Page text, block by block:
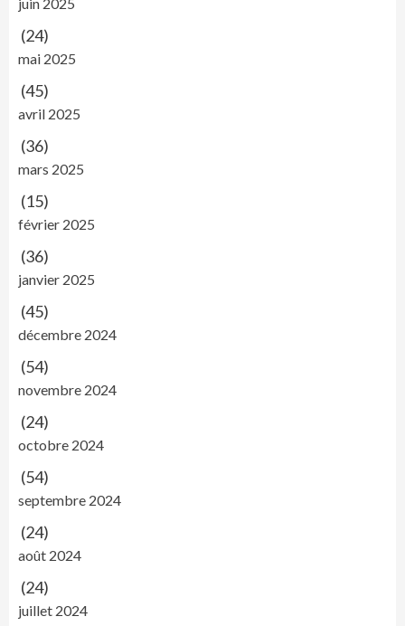
(24)
mai 2025
(45)
avril 2025
(36)
mars 2025
(15)
février 2025
(36)
janvier 2025
(45)
décembre 2024
(54)
novembre 2024
(24)
octobre 2024
(54)
septembre 2024
(24)
août 2024
(24)
juillet 2024